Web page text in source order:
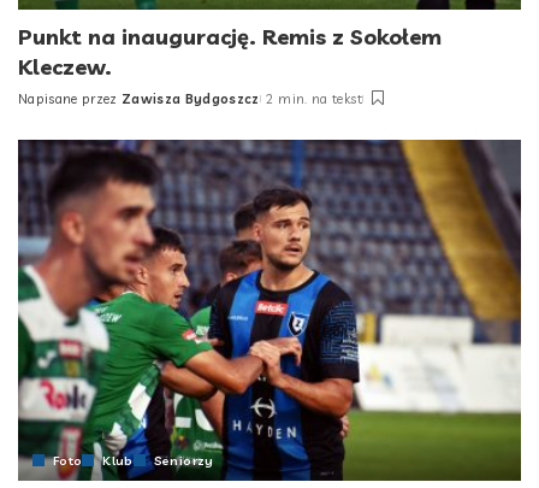
Punkt na inaugurację. Remis z Sokołem
Kleczew.
Posted
Napisane przez Zawisza Bydgoszcz 2 min. na tekst
Foto Klub Seniorzy